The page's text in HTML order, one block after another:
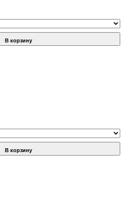
В корзину
В корзину